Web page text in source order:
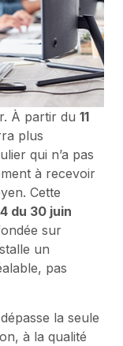
À partir du 11
plus
qui n’a pas
à recevoir
Cette
du 30 juin
sur
un
pas
la seule
à la qualité